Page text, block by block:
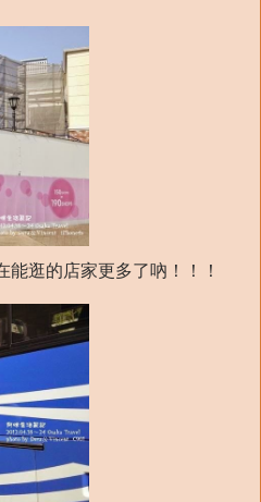
逛的店家更多了吶！！！